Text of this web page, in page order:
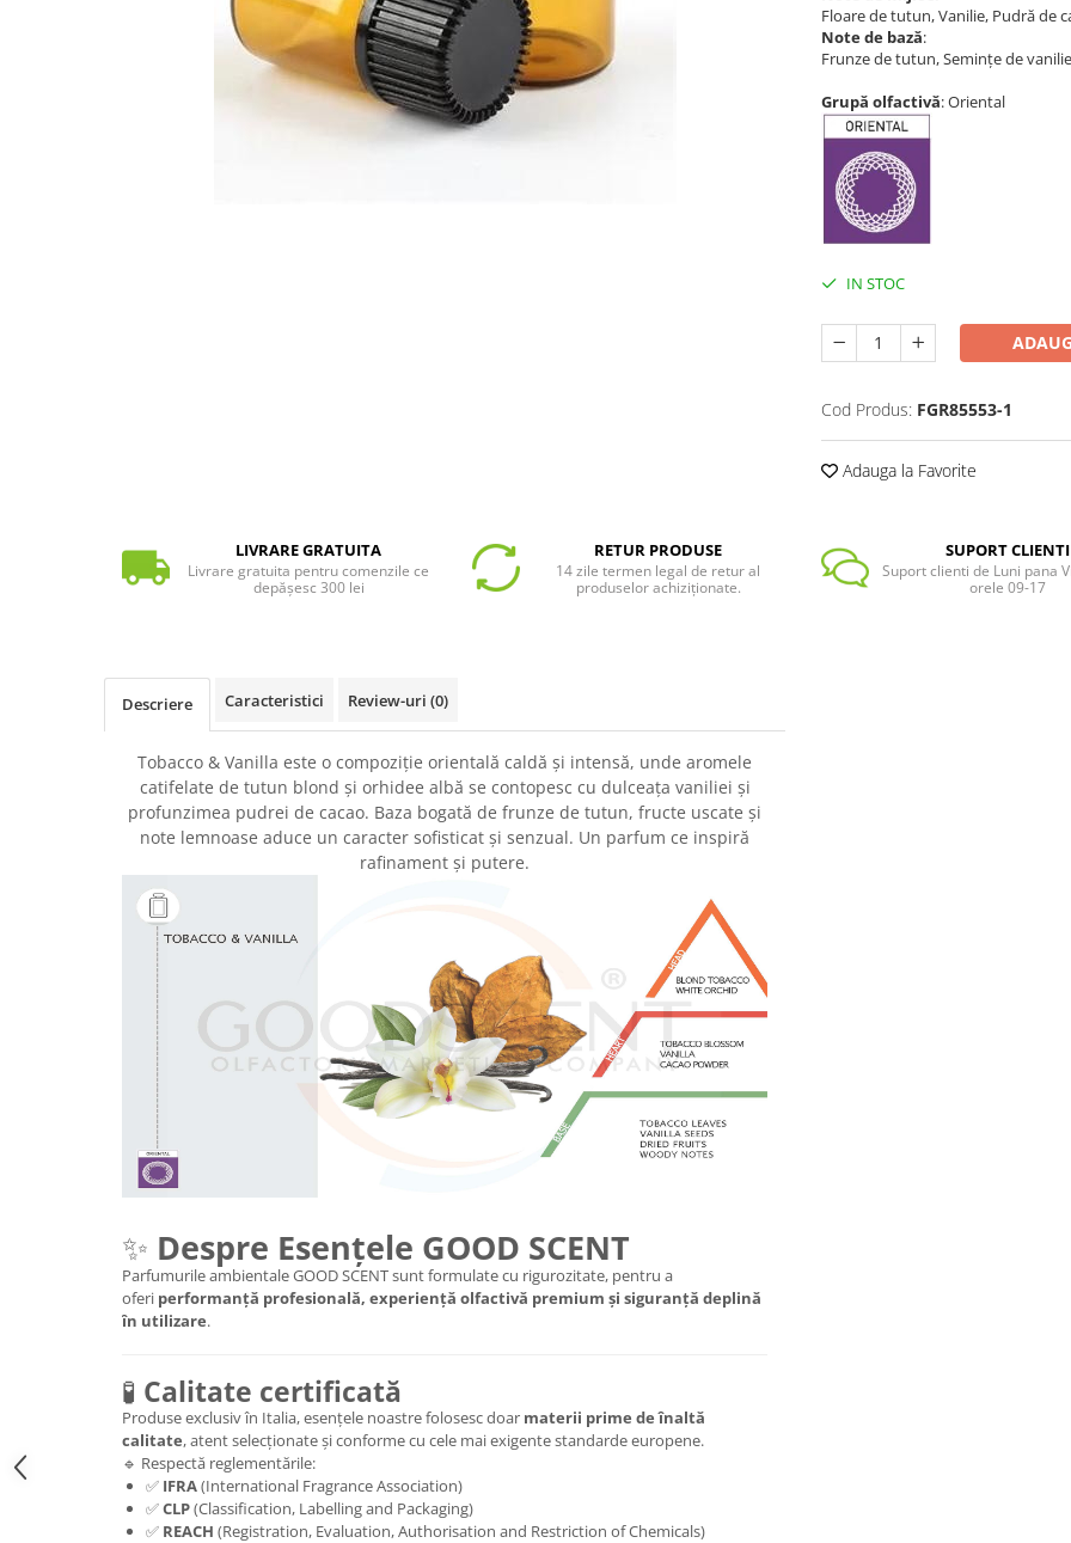
Floare de tutun, Vanilie, Pudră de
Note de bază:
Frunze de tutun, Semințe de
Grupă olfactivă: Oriental
IN STOC
Cod Produs: FGR85553-1
Adauga la Favorite
LIVRARE GRATUITA
Livrare gratuita pentru comenzile ce
depășesc 300 lei
RETUR PRODUSE
14 zile termen legal de retur al
produselor achiziționate.
SUPORT CLIENTI
Suport clienti de Luni pana
orele 09-17
Descriere Caracteristici Review-uri (0)
Tobacco & Vanilla este o compoziție orientală caldă și intensă, unde aromele
catifelate de tutun blond și orhidee albă se contopesc cu dulceața vaniliei și
profunzimea pudrei de cacao. Baza bogată de frunze de tutun, fructe uscate și
note lemnoase aduce un caracter sofisticat și senzual. Un parfum ce inspiră
rafinament și putere.
✨ Despre Esențele GOOD SCENT
Parfumurile ambientale GOOD SCENT sunt formulate cu rigurozitate, pentru a
oferi performanță profesională, experiență olfactivă premium și siguranță deplină
în utilizare.
🧪 Calitate certificată
Produse exclusiv în Italia, esențele noastre folosesc doar materii prime de înaltă
calitate, atent selecționate și conforme cu cele mai exigente standarde europene.
🔹 Respectă reglementările:
✅ IFRA(International Fragrance Association)
✅CLP(Classification, Labelling and Packaging)
✅ REACH (Registration, Evaluation, Authorisation and Restriction of Chemicals)